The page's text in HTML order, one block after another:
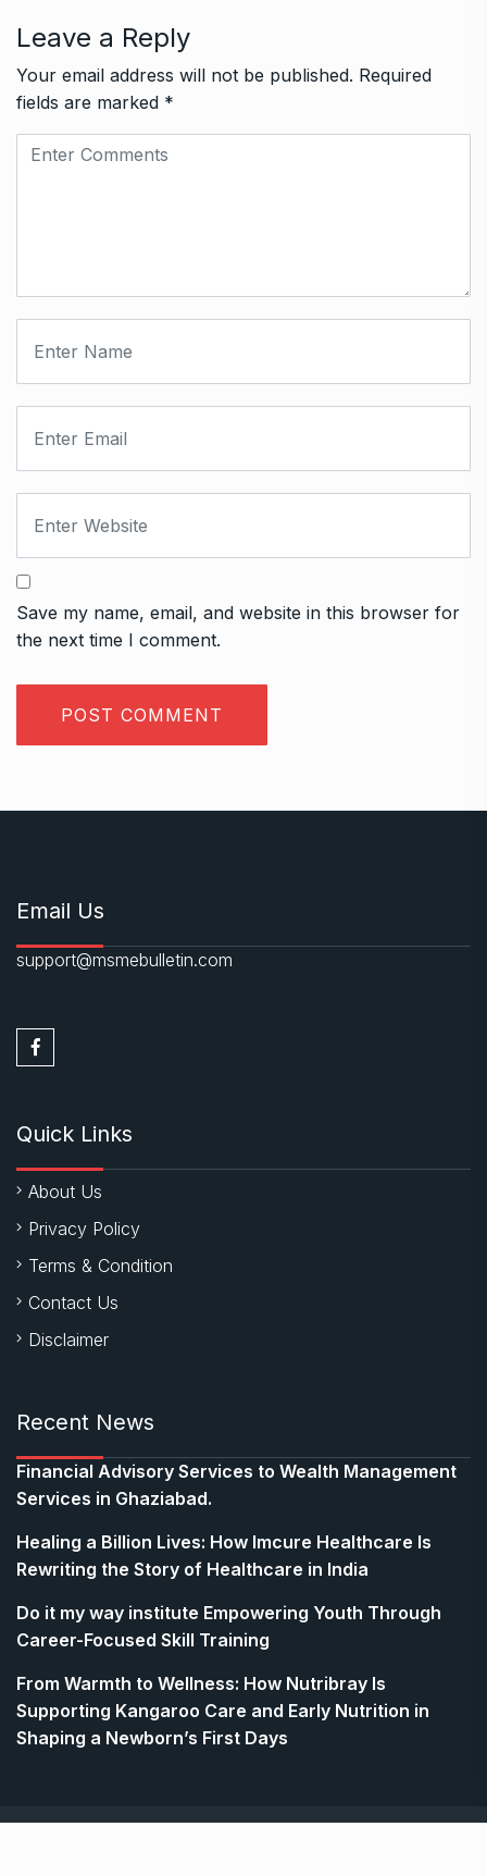
Leave a Reply
Your email address will not be published. Required
fields are marked *
Save my name, email, and website in this browser for
the next time I comment.
Email Us
support@msmebulletin.com
Quick Links
About Us
Privacy Policy
Terms & Condition
Contact Us
Disclaimer
Recent News
Financial Advisory Services to Wealth Management
Services in Ghaziabad.
Healing a Billion Lives: How Imcure Healthcare Is
Rewriting the Story of Healthcare in India
Do it my way institute Empowering Youth Through
Career-Focused Skill Training
From Warmth to Wellness: How Nutribray Is
Supporting Kangaroo Care and Early Nutrition in
Shaping a Newborn’s First Days